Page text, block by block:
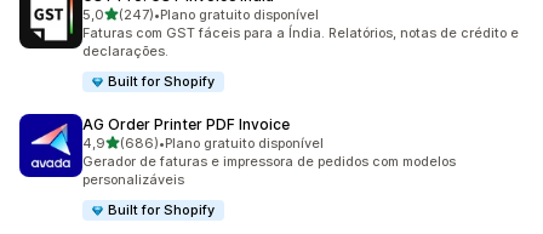
5,0de 5 estrelas
(247)
247 avaliações ao todo
•Plano gratuito disponível
Faturas com GST fáceis para a Índia. Relatórios, notas de crédito e
declarações.
Built for Shopify
AG Order Printer PDF Invoice
4,9de 5 estrelas
(686)
686 avaliações ao todo
•Plano gratuito disponível
Gerador de faturas e impressora de pedidos com modelos
personalizáveis
Built for Shopify